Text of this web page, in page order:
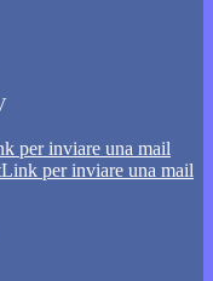
per inviare una mail
Link per inviare una mail